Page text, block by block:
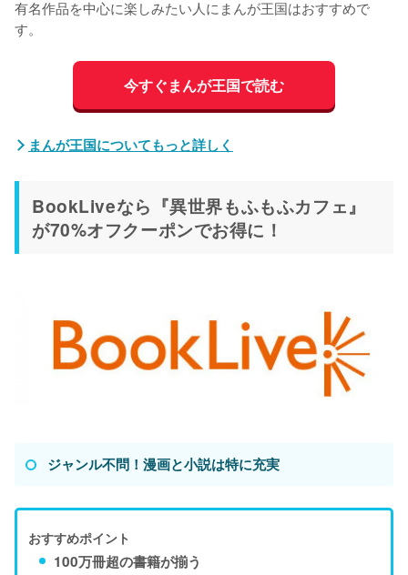
有名作品を中心に楽しみたい人にまんが王国はおすすめで
す。
今すぐまんが王国で読む
まんが王国についてもっと詳しく
BookLiveなら『異世界もふもふカフェ』
が70%オフクーポンでお得に！
ジャンル不問！漫画と小説は特に充実
おすすめポイント
100万冊超の書籍が揃う